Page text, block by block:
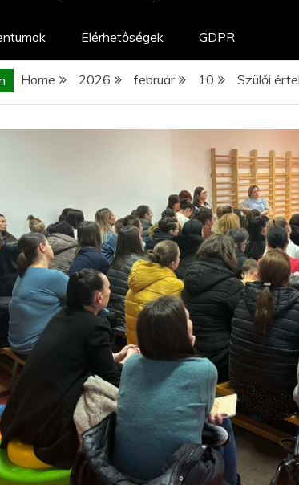
Elérhetőségek GDPR
Home 2026 február 10 Szülői